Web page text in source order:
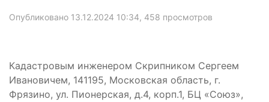
Опубликовано 13.12.2024 10:34, 458 просмотров
Кадастровым инженером Скрипником Сергеем
Ивановичем, 141195, Московская область, г.
Фрязино, ул. Пионерская, д.4, корп.1, БЦ «Союз»,